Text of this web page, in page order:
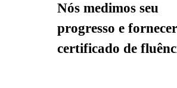
Nós medimos seu
progresso e fornecer
certificado de